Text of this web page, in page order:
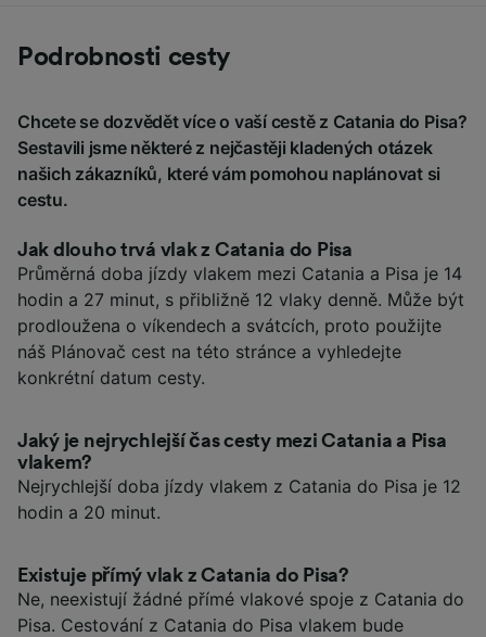
Podrobnosti cesty
Chcete se dozvědět více o vaší cestě z Catania do Pisa?
Sestavili jsme některé z nejčastěji kladených otázek
našich zákazníků, které vám pomohou naplánovat si
cestu.
Jak dlouho trvá vlak z Catania do Pisa
Průměrná doba jízdy vlakem mezi Catania a Pisa je 14
hodin a 27 minut, s přibližně 12 vlaky denně. Může být
prodloužena o víkendech a svátcích, proto použijte
náš Plánovač cest na této stránce a vyhledejte
konkrétní datum cesty.
Jaký je nejrychlejší čas cesty mezi Catania a Pisa
vlakem?
Nejrychlejší doba jízdy vlakem z Catania do Pisa je 12
hodin a 20 minut.
Existuje přímý vlak z Catania do Pisa?
Ne, neexistují žádné přímé vlakové spoje z Catania do
Pisa. Cestování z Catania do Pisa vlakem bude